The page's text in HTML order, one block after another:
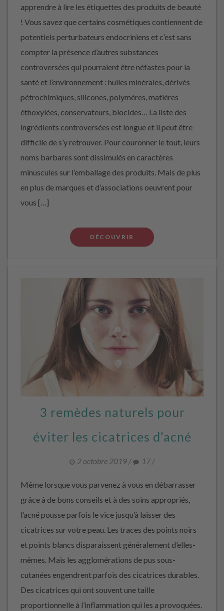
apprendre à lire les étiquettes des produits de beauté
! Vous savez que certains cosmétiques contiennent de
potentiels perturbateurs endocriniens et c’est sans
compter la présence d’autres substances
controversées qui pourraient être néfastes pour la
santé et l’environnement : huiles minérales, dérivés
pétrochimiques, silicones, polymères, matières
éthoxylées, conservateurs, biocides… La liste des
ingrédients controversées est longue et il peut être
difficile de s’y retrouver. Pour couronner le tout, leurs
noms barbares sont dissimulés en caractères
minuscules sur l’emballage des produits. Mais de plus
en plus de marques et d’associations oeuvrent pour
vous […]
DÉCOUVRIR
3 remèdes naturels pour
éviter les cicatrices d’acné
2 octobre 2019/ 17/
Même lorsque vous parvenez à vous en débarrasser
grâce à de bons conseils et à des soins appropriés,
l’acné pousse parfois le vice jusqu’à laisser des
cicatrices sur votre peau. Les traces des points noirs
et points blancs disparaissent généralement d’elles-
mêmes. Mais les agglomérations de pus sous-
cutanées engendrent parfois des cicatrices durables.
Des cicatrices qui ont souvent une taille
proportionnelle à l’inflammation qui les a provoquées.